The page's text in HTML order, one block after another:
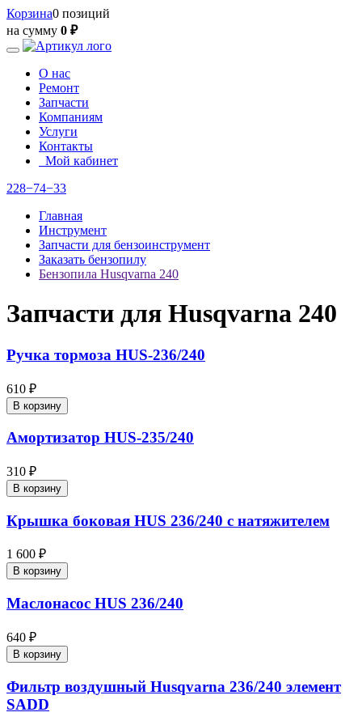
Корзина0 позиций
на сумму 0 ₽
О нас
Ремонт
Запчасти
Компаниям
Услуги
Контакты
Мой кабинет
228−74−33
Главная
Инструмент
Запчасти для бензоинструмент
Заказать бензопилу
Бензопила Husqvarna 240
Запчасти для Husqvarna 240
Ручка тормоза HUS-236/240
610 ₽
В корзину
Амортизатор HUS-235/240
310 ₽
В корзину
Крышка боковая HUS 236/240 с натяжителем
1 600 ₽
В корзину
Маслонасос HUS 236/240
640 ₽
В корзину
Фильтр воздушный Husqvarna 236/240 элемент
SADD